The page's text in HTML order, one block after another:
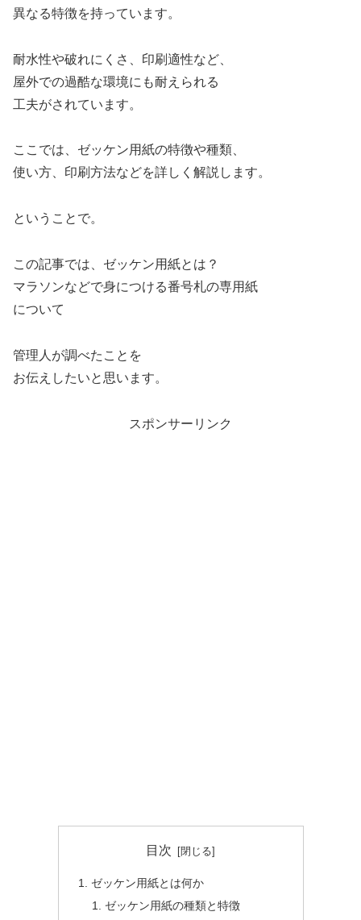
異なる特徴を持っています。
耐水性や破れにくさ、印刷適性など、
屋外での過酷な環境にも耐えられる
工夫がされています。
ここでは、ゼッケン用紙の特徴や種類、
使い方、印刷方法などを詳しく解説します。
ということで。
この記事では、ゼッケン用紙とは？
マラソンなどで身につける番号札の専用紙
について
管理人が調べたことを
お伝えしたいと思います。
スポンサーリンク
目次
ゼッケン用紙とは何か
ゼッケン用紙の種類と特徴